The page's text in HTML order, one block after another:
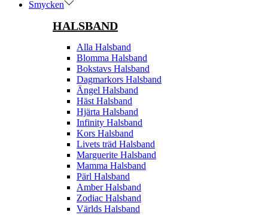
Smycken
HALSBAND
Alla Halsband
Blomma Halsband
Bokstavs Halsband
Dagmarkors Halsband
Ängel Halsband
Häst Halsband
Hjärta Halsband
Infinity Halsband
Kors Halsband
Livets träd Halsband
Marguerite Halsband
Mamma Halsband
Pärl Halsband
Amber Halsband
Zodiac Halsband
Världs Halsband